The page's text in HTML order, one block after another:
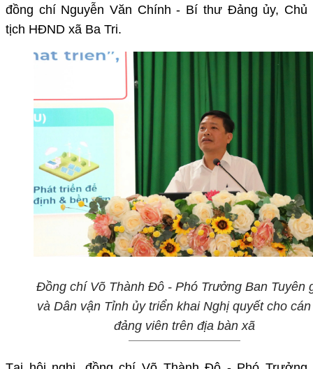
đồng chí Nguyễn Văn Chính - Bí thư Đảng ủy, Chủ
tịch HĐND xã Ba Tri.
Đồng chí Võ Thành Đô - Phó Trưởng Ban Tuyên
và Dân vận Tỉnh ủy triển khai Nghị quyết cho
đảng viên trên địa bàn xã